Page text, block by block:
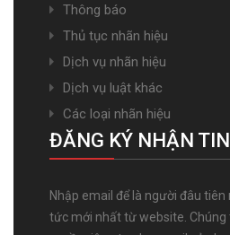
Thông báo
Thủ tục nhãn hiệu
Dịch vụ nhãn hiệu
Dịch vụ luật khác
Các loại nhãn hiệu
ĐĂNG KÝ NHẬN TIN
Nhập email để là người đâu
tức mới nhất từ website. Chúng